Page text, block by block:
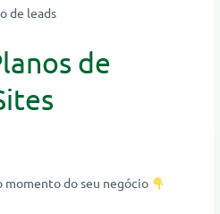
de leads
de
momento do seu negócio